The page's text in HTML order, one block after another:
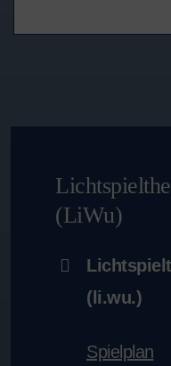
(LiWu)
(li.wu.)
Spielplan